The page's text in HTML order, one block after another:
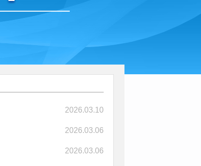
2026.03.10
2026.03.06
2026.03.06